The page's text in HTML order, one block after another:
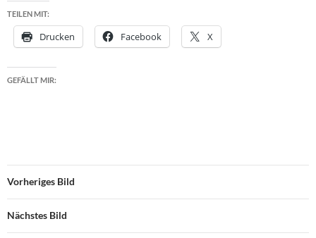
TEILEN MIT:
Drucken Facebook X
GEFÄLLT MIR:
Vorheriges Bild
Nächstes Bild